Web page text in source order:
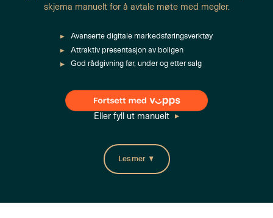
skjema manuelt for å avtale møte med megler.
Avanserte digitale markedsføringsverktøy
Attraktiv presentasjon av boligen
God rådgivning før, under og etter salg
Eller fyll ut manuelt
Les mer